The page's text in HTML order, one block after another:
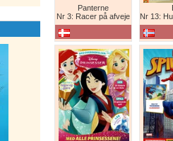
Panterne
Nr 3: Racer på afveje
Nr 13: Humor